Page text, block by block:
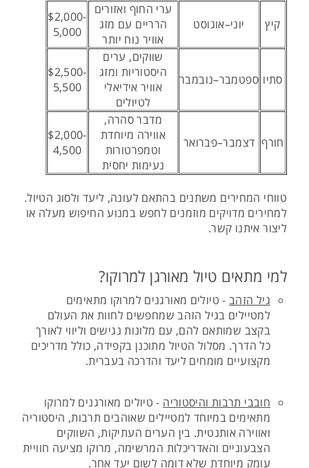
קיץ יוני–אוגוסט
ערי החוף ואזורים
הרריים עם מזג
אוויר נוח יותר
$2,000-
5,000
סתיו ספטמבר–נובמבר
שווקים, ערים
היסטוריות ומזג
אוויר אידיאלי
לטיולים
$2,500-
5,500
חורף דצמבר–פברואר
מדבר סהרה,
אווירה מיוחדת
וטמפרטורות
נעימות יחסית
$2,000-
4,500
טווחי המחירים משתנים בהתאם לעונה, ליעד ולסוג הטיול.
למחירים מדויקים מוזמנים לחפש במנוע החיפוש מעלה או
ליצור איתנו קשר.
למי מתאים טיול מאורגן למרוקו?
גיל הזהב - טיולים מאורגנים למרוקו מתאימים
למטיילים בגיל הזהב שמחפשים לחוות את העולם
בקצב שמותאם להם, עם מלונות נגישים וליווי לאורך
כל הדרך. מסלול הטיול מתוכנן בקפידה, כולל מדריכים
מקצועיים מומחים ליעד והדרכה בעברית.
חובבי תרבות והיסטוריה - טיולים מאורגנים למרוקו
מתאימים במיוחד למטיילים שאוהבים תרבות, היסטוריה
ואווירה אותנטית. בין הערים העתיקות, השווקים
הצבעוניים והאדריכלות המרשימה, מרוקו מציעה חוויית
עומק מיוחדת שלא דומה לשום יעד אחר.